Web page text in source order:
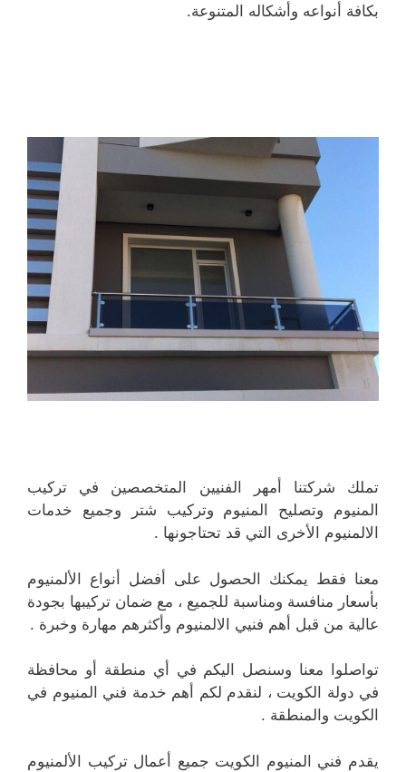
بكافة أنواعه وأشكاله المتنوعة.
تملك شركتنا أمهر الفنيين المتخصصين في تركيب
المنيوم وتصليح المنيوم وتركيب شتر وجميع خدمات
الالمنيوم الأخرى التي قد تحتاجونها .
معنا فقط يمكنك الحصول على أفضل أنواع الألمنيوم
بأسعار منافسة ومناسبة للجميع ، مع ضمان تركيبها بجودة
عالية من قبل أهم فنيي الالمنيوم وأكثرهم مهارة وخبرة .
تواصلوا معنا وسنصل اليكم في أي منطقة أو محافظة
في دولة الكويت ، لنقدم لكم أهم خدمة فني المنيوم في
الكويت والمنطقة .
يقدم فني المنيوم الكويت جميع أعمال تركيب الألمنيوم